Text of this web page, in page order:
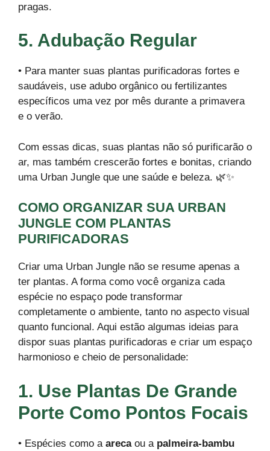
pragas.
5. Adubação Regular
• Para manter suas plantas purificadoras fortes e
saudáveis, use adubo orgânico ou fertilizantes
específicos uma vez por mês durante a primavera
e o verão.
Com essas dicas, suas plantas não só purificarão o
ar, mas também crescerão fortes e bonitas, criando
uma Urban Jungle que une saúde e beleza. 🌿✨
COMO ORGANIZAR SUA URBAN
JUNGLE COM PLANTAS
PURIFICADORAS
Criar uma Urban Jungle não se resume apenas a
ter plantas. A forma como você organiza cada
espécie no espaço pode transformar
completamente o ambiente, tanto no aspecto visual
quanto funcional. Aqui estão algumas ideias para
dispor suas plantas purificadoras e criar um espaço
harmonioso e cheio de personalidade:
1. Use Plantas De Grande
Porte Como Pontos Focais
• Espécies como a arecaou a palmeira-bambu